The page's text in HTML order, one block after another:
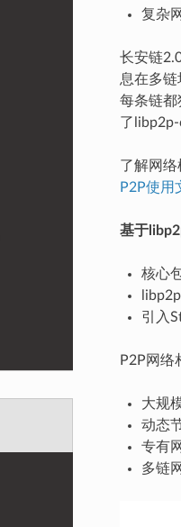
复杂
长安链
息在多
每条链都
了libp2p-
了解网络
P2P使用
基于
核心
引入
P2P网络
大规
动态
专有
多链